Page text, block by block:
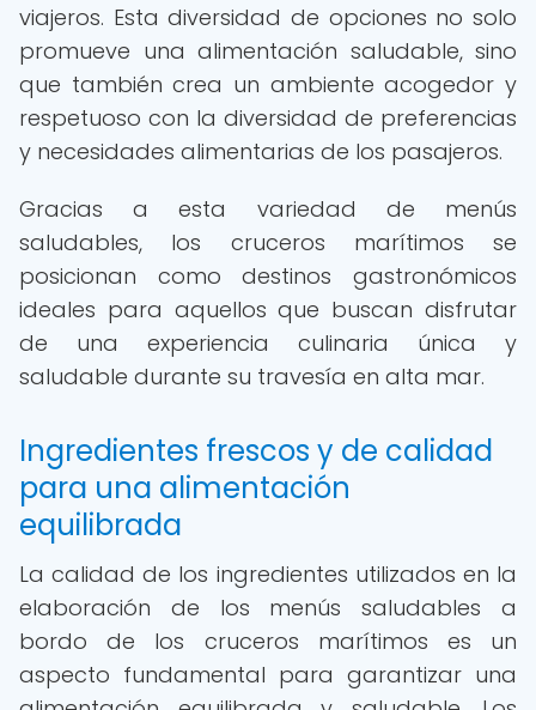
viajeros. Esta diversidad de opciones no solo
promueve una alimentación saludable, sino
que también crea un ambiente acogedor y
respetuoso con la diversidad de preferencias
y necesidades alimentarias de los pasajeros.
Gracias a esta variedad de menús
saludables, los cruceros marítimos se
posicionan como destinos gastronómicos
ideales para aquellos que buscan disfrutar
de una experiencia culinaria única y
saludable durante su travesía en alta mar.
Ingredientes frescos y de calidad
para una alimentación
equilibrada
La calidad de los ingredientes utilizados en la
elaboración de los menús saludables a
bordo de los cruceros marítimos es un
aspecto fundamental para garantizar una